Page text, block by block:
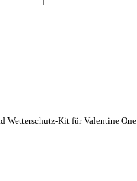
Wetterschutz-Kit für Valentine One